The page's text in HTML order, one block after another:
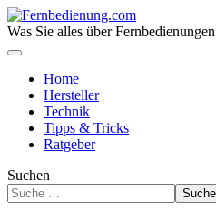
Was Sie alles über
Home
Hersteller
Technik
Tipps & Tricks
Ratgeber
Suchen